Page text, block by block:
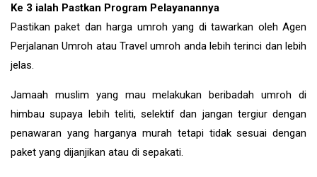
Ke 3 ialah Pastkan Program Pelayanannya
Pastikan paket dan harga umroh yang di tawarkan oleh Agen
Perjalanan Umroh atau Travel umroh anda lebih terinci dan lebih
jelas.
Jamaah muslim yang mau melakukan beribadah umroh di
himbau supaya lebih teliti, selektif dan jangan tergiur dengan
penawaran yang harganya murah tetapi tidak sesuai dengan
paket yang dijanjikan atau di sepakati.